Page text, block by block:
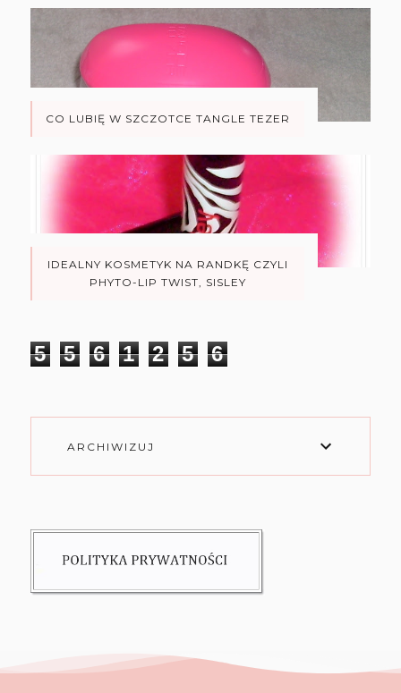
CO LUBIĘ W SZCZOTCE TANGLE TEZER
IDEALNY KOSMETYK NA RANDKĘ CZYLI
PHYTO-LIP TWIST, SISLEY
5 5 6 1 2 5 6
ARCHIWIZUJ